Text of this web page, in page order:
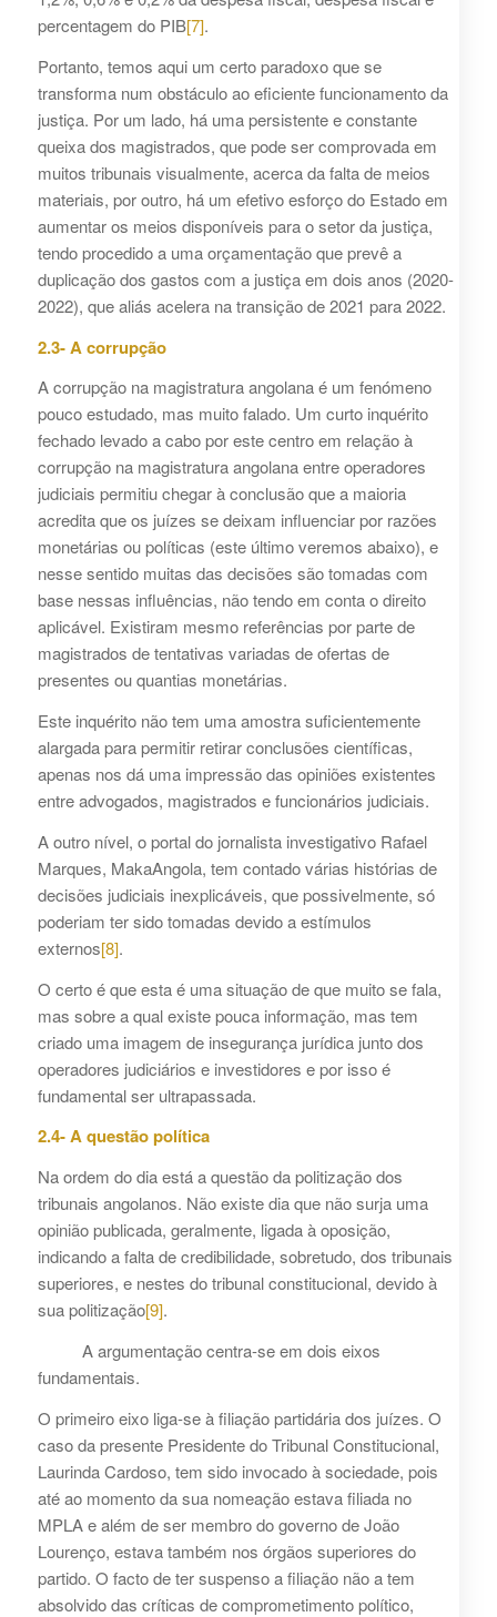
percentagem do PIB[7].
Portanto, temos aqui um certo paradoxo que se
transforma num obstáculo ao eficiente funcionamento da
justiça. Por um lado, há uma persistente e constante
queixa dos magistrados, que pode ser comprovada em
muitos tribunais visualmente, acerca da falta de meios
materiais, por outro, há um efetivo esforço do Estado em
aumentar os meios disponíveis para o setor da justiça,
tendo procedido a uma orçamentação que prevê a
duplicação dos gastos com a justiça em dois anos (2020-
2022), que aliás acelera na transição de 2021 para 2022.
2.3- A corrupção
A corrupção na magistratura angolana é um fenómeno
pouco estudado, mas muito falado. Um curto inquérito
fechado levado a cabo por este centro em relação à
corrupção na magistratura angolana entre operadores
judiciais permitiu chegar à conclusão que a maioria
acredita que os juízes se deixam influenciar por razões
monetárias ou políticas (este último veremos abaixo), e
nesse sentido muitas das decisões são tomadas com
base nessas influências, não tendo em conta o direito
aplicável. Existiram mesmo referências por parte de
magistrados de tentativas variadas de ofertas de
presentes ou quantias monetárias.
Este inquérito não tem uma amostra suficientemente
alargada para permitir retirar conclusões científicas,
apenas nos dá uma impressão das opiniões existentes
entre advogados, magistrados e funcionários judiciais.
A outro nível, o portal do jornalista investigativo Rafael
Marques, MakaAngola, tem contado várias histórias de
decisões judiciais inexplicáveis, que possivelmente, só
poderiam ter sido tomadas devido a estímulos
externos[8].
O certo é que esta é uma situação de que muito se fala,
mas sobre a qual existe pouca informação, mas tem
criado uma imagem de insegurança jurídica junto dos
operadores judiciários e investidores e por isso é
fundamental ser ultrapassada.
2.4- A questão política
Na ordem do dia está a questão da politização dos
tribunais angolanos. Não existe dia que não surja uma
opinião publicada, geralmente, ligada à oposição,
indicando a falta de credibilidade, sobretudo, dos tribunais
superiores, e nestes do tribunal constitucional, devido à
sua politização[9].
A argumentação centra-se em dois eixos
fundamentais.
O primeiro eixo liga-se à filiação partidária dos juízes. O
caso da presente Presidente do Tribunal Constitucional,
Laurinda Cardoso, tem sido invocado à sociedade, pois
até ao momento da sua nomeação estava filiada no
MPLA e além de ser membro do governo de João
Lourenço, estava também nos órgãos superiores do
partido. O facto de ter suspenso a filiação não a tem
absolvido das críticas de comprometimento político,